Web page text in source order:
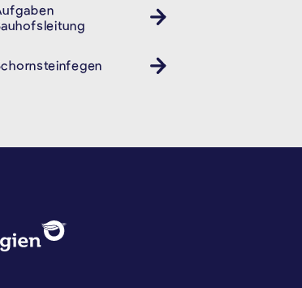
IMPRESSUM